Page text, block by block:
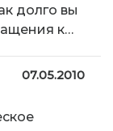
долго вы
к…
07.05.2010